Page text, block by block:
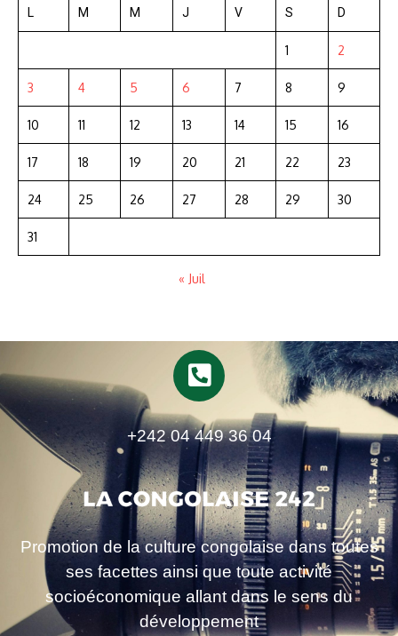
L M M J V S D
1 2
3 4 5 6 7 8 9
10 11 12 13 14 15 16
17 18 19 20 21 22 23
24 25 26 27 28 29 30
31
« Juil
+242 04 449 36 04
Promotion de la culture congolaise dans toutes
ses facettes ainsi que toute activité
socioéconomique allant dans le sens du
développement